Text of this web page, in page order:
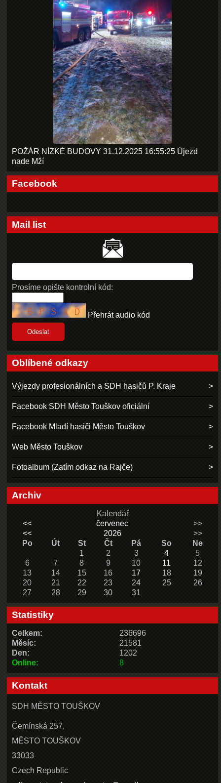
POŽÁR NÍZKÉ BUDOVY 31.12.2025 16:55:25 Újezd
nade Mží
Facebook
Mail list
Prosíme opište kontrolní kód:
Přehrát audio kód
Oblíbené odkazy
Výjezdy profesionálních a SDH hasičů P. Kraje
Facebook SDH Město Touškov oficiální
Facebook Mladí hasiči Město Touškov
Web Město Touškov
Fotoalbum (Zatím odkaz na Rajče)
Archiv
Kalendář
<<
červenec
>>
<<
2026
>>
Po
Út St Čt Pá So
Ne
1
2 3 4
5
6
7 8 9 10 11
12
13
14 15 16 17 18
19
20
21 22 23 24 25
26
27
28 29 30 31
Statistiky
Online: 8
Celkem:
236696
Měsíc:
21581
Den:
1202
Kontakt
SDH MĚSTO TOUŠKOV
Čemínská 257,
MĚSTO TOUŠKOV
33033
Czech Republic